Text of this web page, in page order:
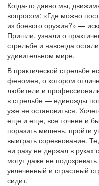
Когда-то давно мы,
вопросом: «Где можно
из боевого оружия?» —
Пришли, узнали о
стрельбе и навсегда
удивительном мире.
В практической стрельбе
феномен, о котором
любители и
в стрельбе — единожды
уже не остановиться.
еще и еще, все точнее и
поразить мишень, пройти
выиграть соревнование.
ни разу не держал в руках
могут даже не подозревать
увлеченный и страстный
сидит.